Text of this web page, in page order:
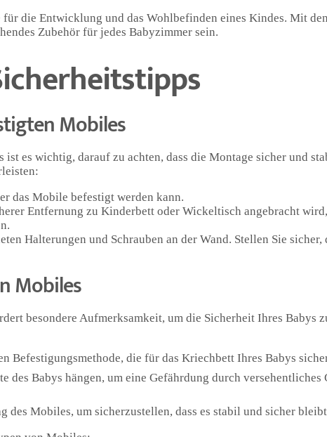
die Entwicklung und das Wohlbefinden eines Kindes. Mit
Zubehör für jedes Babyzimmer sein.
Mobiles
es wichtig, darauf zu achten, dass die Montage sicher und
das Mobile befestigt werden kann.
Entfernung zu Kinderbett oder Wickeltisch angebracht
Halterungen und Schrauben an der Wand. Stellen Sie
Mobiles
besondere Aufmerksamkeit, um die Sicherheit Ihres Babys
Befestigungsmethode, die für das Kriechbett Ihres Babys
des Babys hängen, um eine Gefährdung durch versehentliches
des Mobiles, um sicherzustellen, dass es stabil und sicher